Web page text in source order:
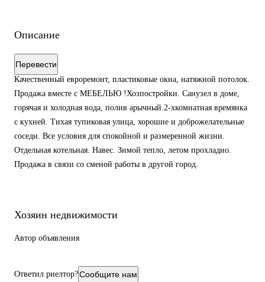
Описание
Перевести
Качественный евроремонт, пластиковые окна, натяжной потолок.
Продажа вместе с МЕБЕЛЬЮ !Хозпостройки. Санузел в доме,
горячая и холодная вода, полив арычный.2-хкомнатная времянка
с кухней. Тихая тупиковая улица, хорошие и доброжелательные
соседи. Все условия для спокойной и размеренной жизни.
Отдельная котельная. Навес. Зимой тепло, летом прохладно.
Продажа в связи со сменой работы в другой город.
Хозяин недвижимости
Автор объявления
Ответил риелтор?Сообщите нам